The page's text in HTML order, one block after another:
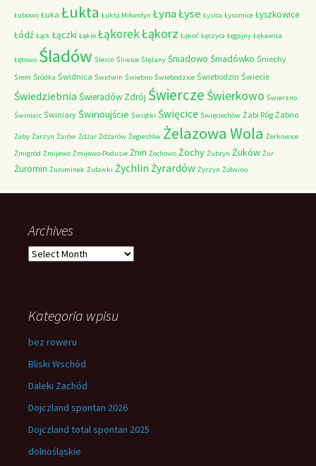
Łubowo Łuka Łukta Łukta Miłomłyn ŁynaŁyse Łysica Łysomice Łyszkowice
Łódź Łąck Łączki Łąkie ŁąkorekŁąkorz Łąkoć Łęczyca Łęgajny Łękawica
Łętowo Śladów Ślesin Śliwice Ślężany Śniadowo Śniadówko Śniechy
Śrem Śródka Świdnica Świdwin Świebno Świebodzice Świebodzin Świecie
Świedziebnia Świeradów Zdrój Świercze Świerkowo Świerzno
Świniarc Świniary Świnoujście Świątki Święcice Święciechów Żabi Róg Żabno
Żaby Żarzyn Żarów Żdżar Żdżarów Żegiestów Żelazowa Wola Żerkowice
Żmigród Żmijewo Żmijewo-Podusie Żnin Żochowo Żochy Żubryn Żuków Żur
Żuromin Żurominek Żuławki Żychlin Żyrardów Żyrzyn Żółwino
Archives
Archives
Kategoria wpisu
bez roweru
Bliski Wschód
Daleki Zachód
Dojczland spontan 2026
Dojczland total spontan 2025
dolnośląskie